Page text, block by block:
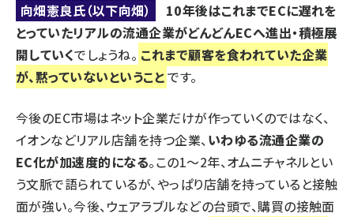
向畑憲良氏（以下向畑）
10年後はこれまでECに遅れを
とっていたリアルの流通企業がどんどんECへ進出・積極展
開していくでしょうね。 これまで顧客を食われていた企業
が、黙っていないということです。
今後のEC市場はネット企業だけが作っていくのではなく、
イオンなどリアル店舗を持つ企業、いわゆる流通企業の
EC化が加速度的になる。この1～2年、オムニチャネルとい
う文脈で語られているが、やっぱり店舗を持っていると接触
面が強い。今後、ウェアラブルなどの台頭で、購買の接触面